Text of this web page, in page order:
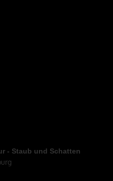
- Staub und Schatten